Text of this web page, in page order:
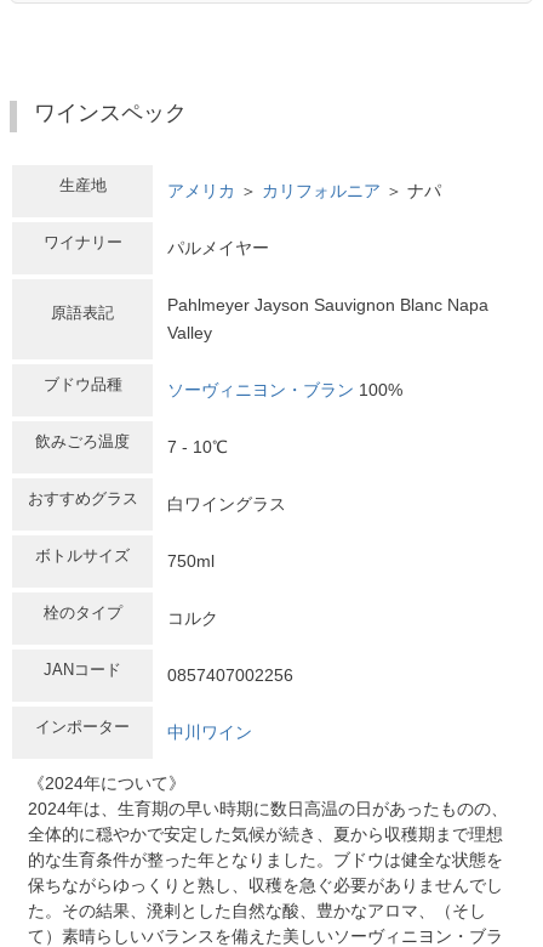
ワインスペック
生産地 アメリカ ＞ カリフォルニア ＞ ナパ
ワイナリー パルメイヤー
原語表記
Pahlmeyer Jayson Sauvignon Blanc Napa
Valley
ブドウ品種 ソーヴィニヨン・ブラン 100%
飲みごろ温度 7 - 10℃
おすすめグラス 白ワイングラス
ボトルサイズ 750ml
栓のタイプ コルク
JANコード 0857407002256
インポーター 中川ワイン
《2024年について》
2024年は、生育期の早い時期に数日高温の日があったものの、
全体的に穏やかで安定した気候が続き、夏から収穫期まで理想
的な生育条件が整った年となりました。ブドウは健全な状態を
保ちながらゆっくりと熟し、収穫を急ぐ必要がありませんでし
た。その結果、溌剌とした自然な酸、豊かなアロマ、（そし
て）素晴らしいバランスを備えた美しいソーヴィニヨン・ブラ